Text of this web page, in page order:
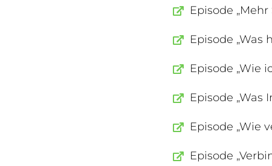
Episode
Episode „Was
Episode „Wie
Episode „Was
Episode „Wie
Episode